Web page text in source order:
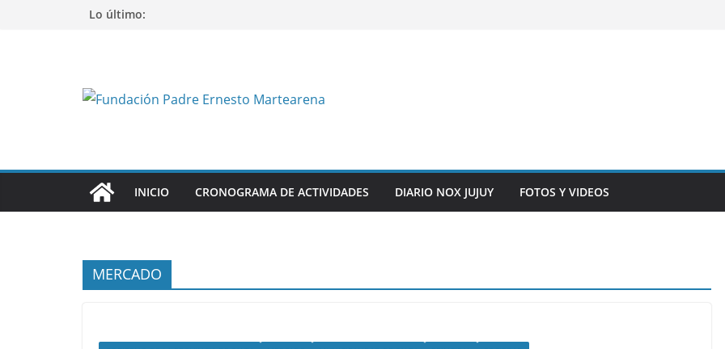
Lo último:
INICIO CRONOGRAMA DE ACTIVIDADES DIARIO NOX JUJUY FOTOS Y VIDEOS
MERCADO